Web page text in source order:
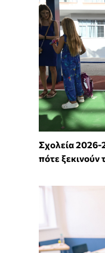
Σχολεία 2026-
πότε ξεκινούν